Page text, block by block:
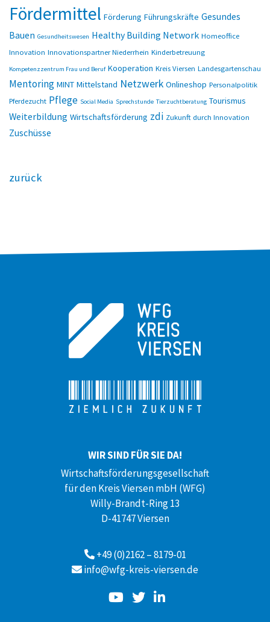
Fördermittel Förderung Führungskräfte Gesundes
Bauen Gesundheitswesen Healthy Building Network Homeoffice
Innovation Innovationspartner Niederrhein Kinderbetreuung
Kompetenzzentrum Frau und Beruf Kooperation Kreis Viersen Landesgartenschau
Mentoring MINT Mittelstand Netzwerk Onlineshop Personalpolitik
Pferdezucht Pflege Social Media Sprechstunde Tierzuchtberatung Tourismus
Weiterbildung Wirtschaftsförderung zdi Zukunft durch Innovation
Zuschüsse
zurück
WIR SIND FÜR SIE DA!
Wirtschaftsförderungsgesellschaft
für den Kreis Viersen mbH (WFG)
Willy-Brandt-Ring 13
D-41747 Viersen
+49 (0)2162 – 8179-01
info@wfg-kreis-viersen.de